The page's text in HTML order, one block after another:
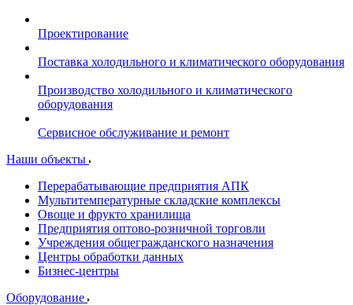
Проектирование
Поставка холодильного и климатического оборудования
Производство холодильного и климатического
оборудования
Сервисное обслуживание и ремонт
Наши объекты
Перерабатывающие предприятия АПК
Мультитемпературные складские комплексы
Овоще и фрукто хранилища
Предприятия оптово-розничной торговли
Учреждения общегражданского назначения
Центры обработки данных
Бизнес-центры
Оборудование